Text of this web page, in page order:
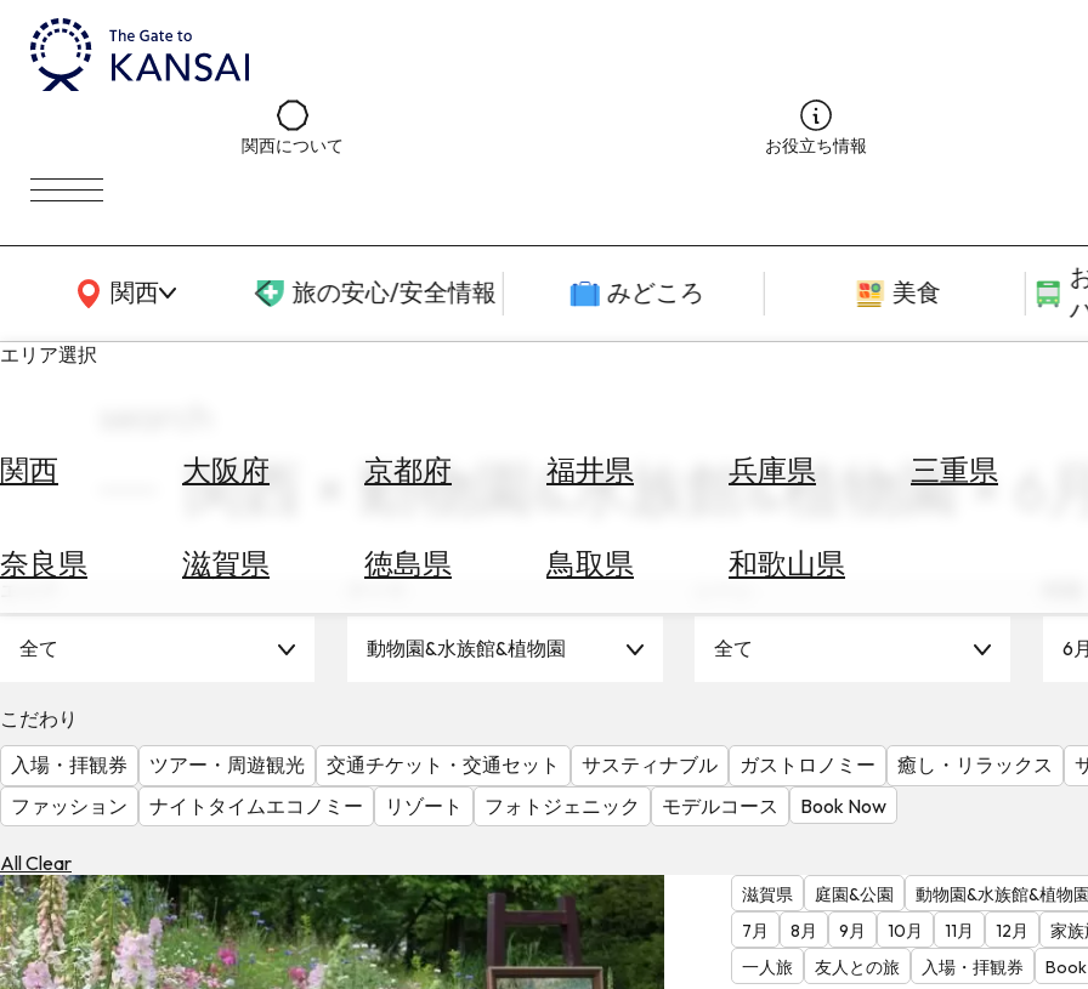
関西について お役立ち情報
関西
関西広域MAP 旅の安心/安全情報 みどころ 美食
エリア選択
関西 大阪府 京都府 福井県 兵庫県 三重県
奈良県 滋賀県 徳島県 鳥取県 和歌山県
ホ
す
替
を
調
べ
天
を
見
る
関西 × 動物園&水族館&植物園 × 6月
全て 動物園&水族館&植物園 全て 6月
こだわり
入場・拝観券
ツアー・周遊観光 交通チケット・交通セット サスティナブル ガストロノミー 癒し・リラックス
ファッション
ナイトタイムエコノミー リゾート フォトジェニック モデルコース Book Now
All Clear
滋賀県 庭園&公園 動物園&水族館&植物園
7月
8月 9月 10月 11月 12月 家
一人旅
友人との旅 入場・拝観券